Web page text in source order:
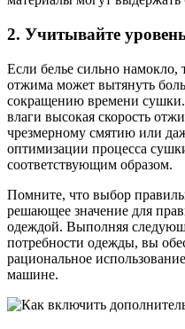
2. Учитывайте
Если белье сильно намокло,
отжима может вытянуть
сокращению времени
влаги высокая скорость
чрезмерному смятию или
оптимизации процесса
соответствующим образом.
Помните, что выбор
решающее значение для
одеждой. Выполняя
потребности одежды, вы
рациональное
машине.